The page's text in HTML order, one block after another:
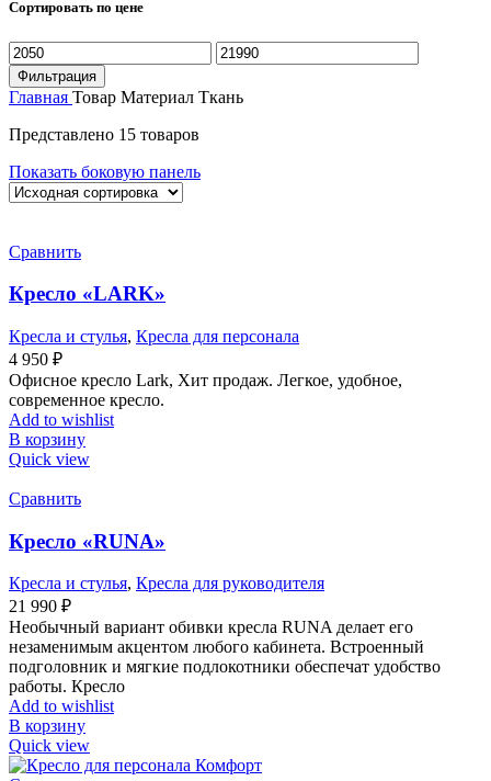
Сортировать по цене
Минимальная
цена
Максимальная
цена
Фильтрация
Главная Товар Материал Ткань
Представлено 15 товаров
Показать боковую панель
Сравнить
Кресло «LARK»
Кресла и стулья, Кресла для персонала
4 950 ₽
Офисное кресло Lark, Хит продаж. Легкое, удобное,
современное кресло.
Add to wishlist
В корзину
Quick view
Сравнить
Кресло «RUNA»
Кресла и стулья, Кресла для руководителя
21 990 ₽
Необычный вариант обивки кресла RUNA делает его
незаменимым акцентом любого кабинета. Встроенный
подголовник и мягкие подлокотники обеспечат удобство
работы. Кресло
Add to wishlist
В корзину
Quick view